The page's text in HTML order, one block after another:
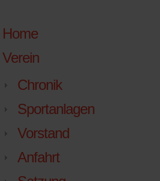
Home
Verein
Chronik
Sportanlagen
Vorstand
Anfahrt